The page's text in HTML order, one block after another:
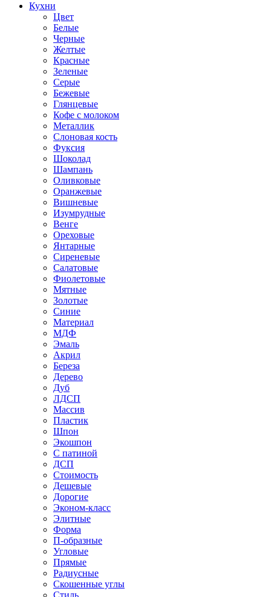
Кухни
Цвет
Белые
Черные
Желтые
Красные
Зеленые
Серые
Бежевые
Глянцевые
Кофе с молоком
Металлик
Слоновая кость
Фуксия
Шоколад
Шампань
Оливковые
Оранжевые
Вишневые
Изумрудные
Венге
Ореховые
Янтарные
Сиреневые
Салатовые
Фиолетовые
Мятные
Золотые
Синие
Материал
МДФ
Эмаль
Акрил
Береза
Дерево
Дуб
ЛДСП
Массив
Пластик
Шпон
Экошпон
С патиной
ДСП
Стоимость
Дешевые
Дорогие
Эконом-класс
Элитные
Форма
П-образные
Угловые
Прямые
Радиусные
Скошенные углы
Стиль